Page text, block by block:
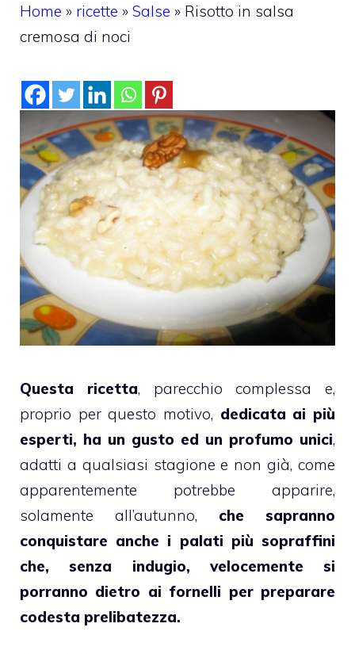
Home » ricette » Salse » Risotto in salsa
cremosa di noci
Questa ricetta, parecchio complessa e,
proprio per questo motivo, dedicata ai più
esperti, ha un gusto ed un profumo unici,
adatti a qualsiasi stagione e non già, come
apparentemente potrebbe apparire,
solamente all’autunno, che sapranno
conquistare anche i palati più sopraffini
che, senza indugio, velocemente si
porranno dietro ai fornelli per preparare
codesta prelibatezza.